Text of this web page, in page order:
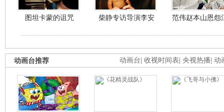
图坦卡蒙的诅咒 柴静专访导演李安 范伟赵本山恩怨
动画台 收视时间表 央视热播 动
动画台推荐